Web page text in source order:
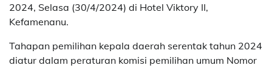
2024, Selasa (30/4/2024) di Hotel Viktory II,
Kefamenanu.
Tahapan pemilihan kepala daerah serentak tahun 2024
diatur dalam peraturan komisi pemilihan umum Nomor